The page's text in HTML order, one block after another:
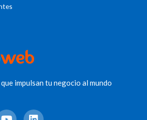
impulsan tu negocio al mundo
Y
L